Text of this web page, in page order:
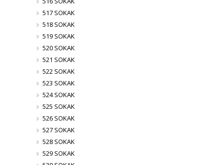
517 SOKAK
518 SOKAK
519 SOKAK
520 SOKAK
521 SOKAK
522 SOKAK
523 SOKAK
524 SOKAK
525 SOKAK
526 SOKAK
527 SOKAK
528 SOKAK
529 SOKAK